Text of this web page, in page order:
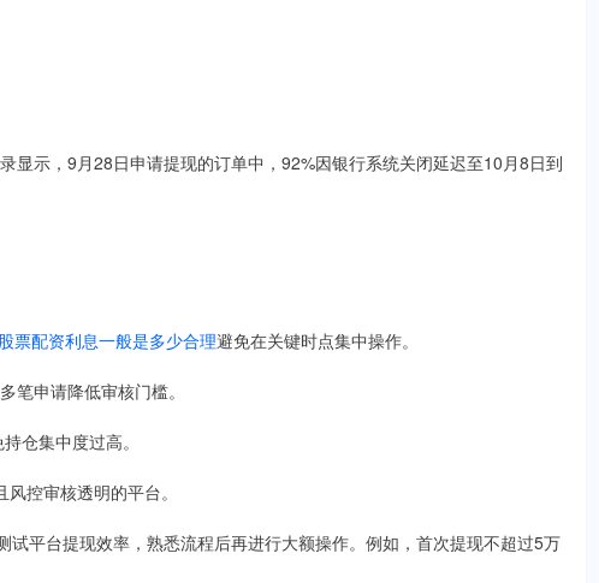
显示，9月28日申请提现的订单中，92%因银行系统关闭延迟至10月8日到
股票配资利息一般是多少合理避免在关键时点集中操作。
笔申请降低审核门槛。
仓集中度过高。
控审核透明的平台。
平台提现效率，熟悉流程后再进行大额操作。例如，首次提现不超过5万